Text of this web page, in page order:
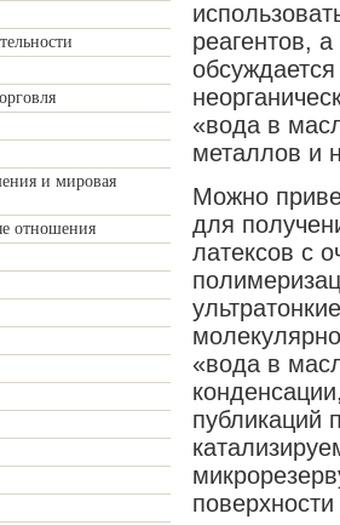
и мировая
отношения
реагентов,
«вода в
металлов и
Можно
для
латексов с
«вода в
публикаций